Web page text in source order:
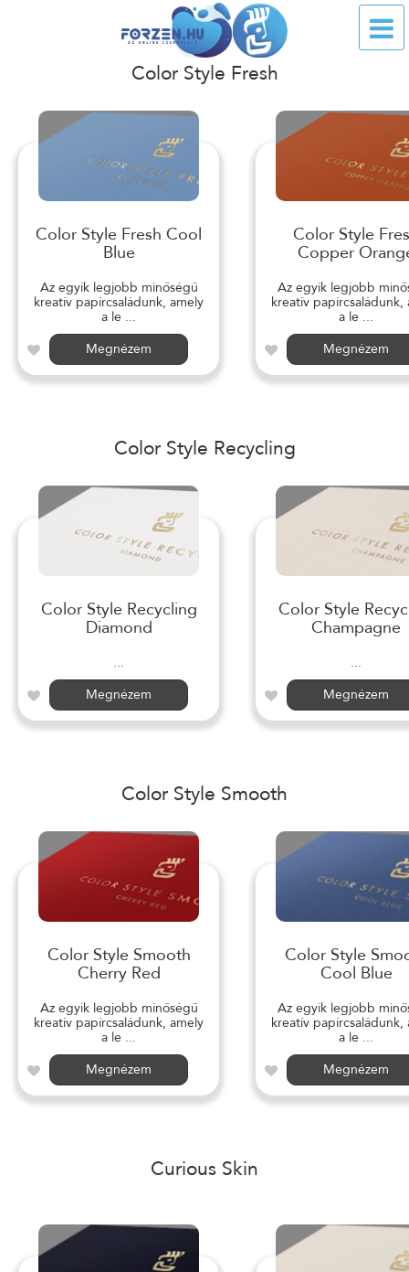
Color Style Fresh
Color Style Fresh Cool
Blue
Az egyik legjobb minőségű
kreatív papírcsaládunk, amely
a le ...
Megnézem
Color Style
Copper
Az egyik legjobb
kreatív papírcsaládunk,
a le ...
Megnézem
Color Style Recycling
Color Style Recycling
Diamond
...
Megnézem
Color Style
Champagne
...
Megnézem
Color Style Smooth
Color Style Smooth
Cherry Red
Az egyik legjobb minőségű
kreatív papírcsaládunk, amely
a le ...
Megnézem
Color Style
Cool Blue
Az egyik legjobb
kreatív papírcsaládunk,
a le ...
Megnézem
Curious Skin